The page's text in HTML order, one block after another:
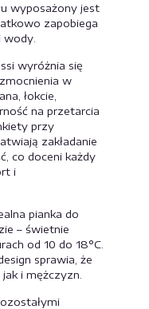
wyposażony jest
zapobiega
wody.
wyróżnia się
w
łokcie,
na przetarcia
przy
zakładanie
co doceni każdy
i
pianka do
– świetnie
od 10 do 18°C.
sprawia, że
i mężczyzn.